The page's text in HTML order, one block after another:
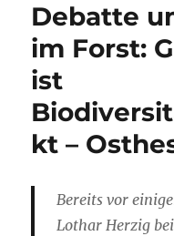
Debatte
im Forst:
ist
kt –
Bereits vor
Lothar Herzig